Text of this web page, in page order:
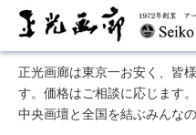
正光画廊は東京一お安く、皆
す。価格はご相談に応じます。
中央画壇と全国を結ぶみんなの